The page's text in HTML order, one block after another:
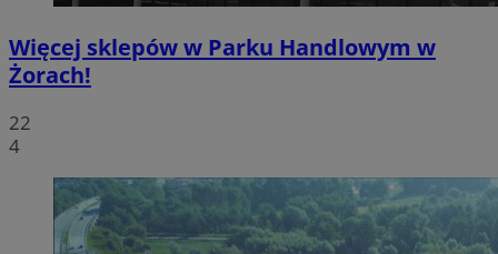
Więcej sklepów w Parku Handlowym w
Żorach!
22
4